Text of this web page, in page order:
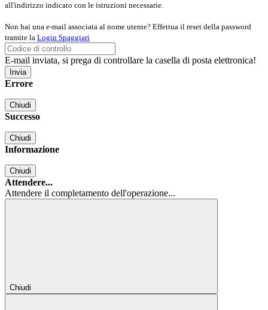
all'indirizzo indicato con le istruzioni necessarie.
Non hai una e-mail associata al nome utente? Effettua il reset della password
tramite la Login Spaggiari
E-mail inviata, si prega di controllare la casella di posta elettronica!
Errore
Chiudi
Successo
Chiudi
Informazione
Chiudi
Attendere...
Attendere il completamento dell'operazione...
Chiudi